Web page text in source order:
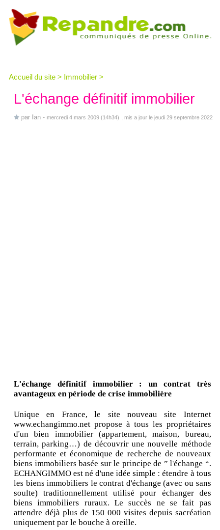
Accueil du site > Immobilier >
L'échange définitif immobilier
par Ian - mercredi 4 mars 2009 (14h34) , mis a jour le jeudi 29 septembre 2022
L'échange définitif immobilier : un contrat très
avantageux en période de crise immobilière
Unique en France, le site nouveau site Internet
www.echangimmo.net propose à tous les propriétaires
d'un bien immobilier (appartement, maison, bureau,
terrain, parking…) de découvrir une nouvelle méthode
performante et économique de recherche de nouveaux
biens immobiliers basée sur le principe de ” l'échange “.
ECHANGIMMO est né d'une idée simple : étendre à tous
les biens immobiliers le contrat d'échange (avec ou sans
soulte) traditionnellement utilisé pour échanger des
biens immobiliers ruraux. Le succès ne se fait pas
attendre déjà plus de 150 000 visites depuis sacréation
uniquement par le bouche à oreille.